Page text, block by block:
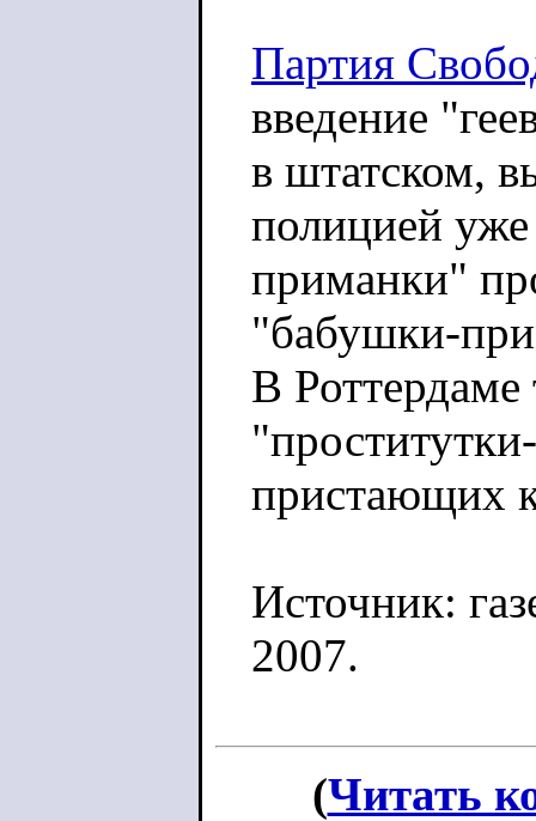
Партия
введение
в штатском,
полицией уже
приманки"
"бабушки-
В Роттердаме
пристающих
Источник:
2007.
(Читать